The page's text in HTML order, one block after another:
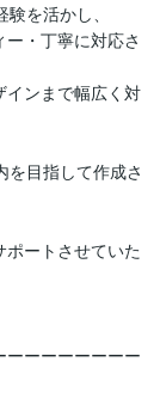
を活かし、
・丁寧に対応さ
インまで幅広く対
を目指して作成さ
ートさせていた
ーーーーーーー